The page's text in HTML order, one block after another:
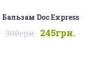
Бальзам Doc Express
300грн. 245грн.